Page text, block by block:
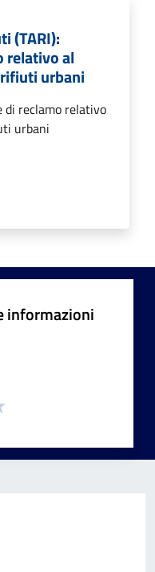
(TARI):
relativo al
urbani
di reclamo relativo
urbani
informazioni